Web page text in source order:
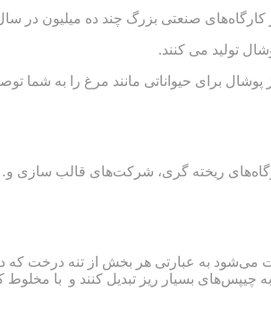
کارگاه‌های صنعتی بزرگ چند ده میلیون در
تولید می کنند.
برای حیواناتی مانند مرغ را به شما
ریخته گری، شرکت‌های قالب سازی و…
به عبارتی هر بخش از تنه درخت که در
چیپس‌های بسیار ریز تبدیل کنند و با